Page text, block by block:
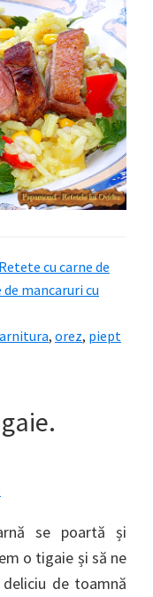
Retete cu carne de
mancaruri cu
, orez, piept
se poartă și
o tigaie și să ne
de toamnă